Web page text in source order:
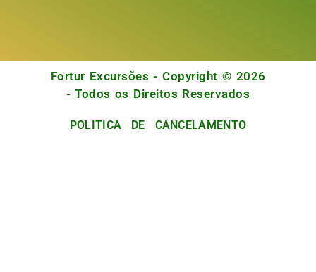
Fortur Excursões - Copyright © 2026
- Todos os Direitos Reservados
POLITICA DE CANCELAMENTO